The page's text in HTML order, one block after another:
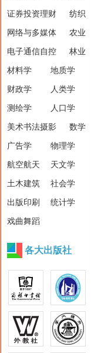
证券投资理财 纺织
网络与多媒体 农业
电子通信自控 林业
材料学 地质学
财政学 人类学
测绘学 人口学
美术书法摄影 数学
广告学 物理学
航空航天 天文学
土木建筑 社会学
出版印刷 统计学
戏曲舞蹈
各大出版社